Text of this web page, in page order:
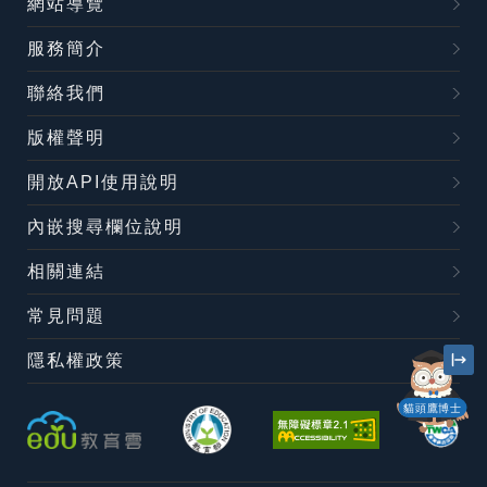
貓頭鷹博士
服務簡介
聯絡我們
版權聲明
開放API使用說明
內嵌搜尋欄位說明
相關連結
常見問題
隱私權政策